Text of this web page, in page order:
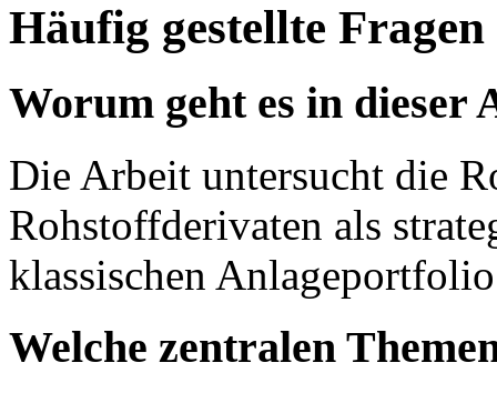
Häufig gestellte Fragen
Worum geht es in dieser
Die Arbeit untersucht die
Rohstoffderivaten als
klassischen
Welche zentralen